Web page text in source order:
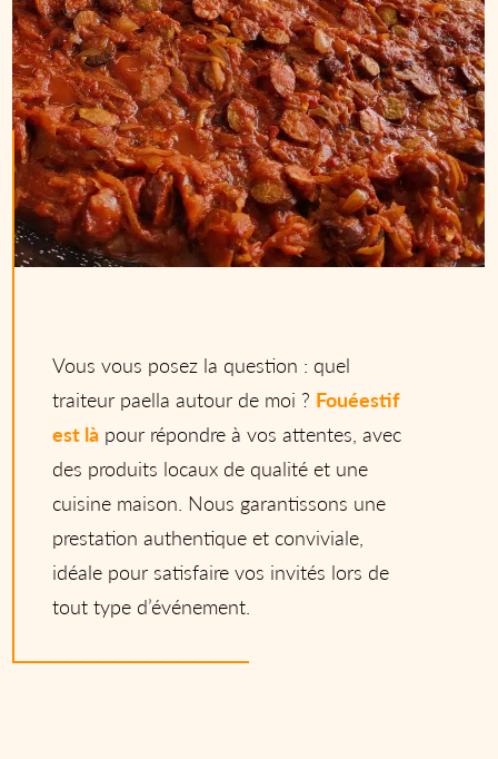
Vous vous posez la question : quel
traiteur paella autour de moi ? Fouéestif
est là pour répondre à vos attentes, avec
des produits locaux de qualité et une
cuisine maison. Nous garantissons une
prestation authentique et conviviale,
idéale pour satisfaire vos invités lors de
tout type d’événement.